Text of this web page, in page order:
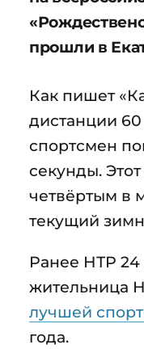
прошли в
Как пишет
дистанции
спортсмен
секунды. Этот
четвёртым в
текущий
Ранее НТР 24
жительница
лучшей
года.